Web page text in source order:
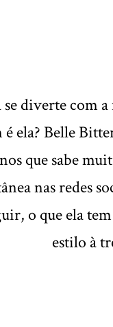
se diverte com a
é ela? Belle
que sabe
nas redes
o que ela
estilo à